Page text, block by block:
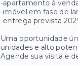
-apartamento à
-imóvel em fase de
-entrega prevista
Uma oportunidade
unidades e alto
Agende sua visita e